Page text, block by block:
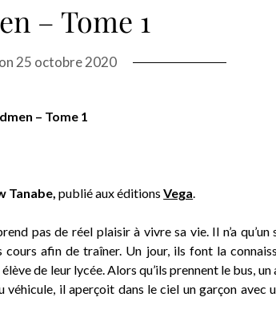
– Tome 1
25 octobre 2020
– Tome 1
Tanabe, publié aux éditionsVega
pas de réel plaisir à vivre sa vie. Il n’a qu’un
afin de traîner. Un jour, ils font la
élève de leur lycée. Alors qu’ils prennent le bus,
il aperçoit dans le ciel un garçon avec